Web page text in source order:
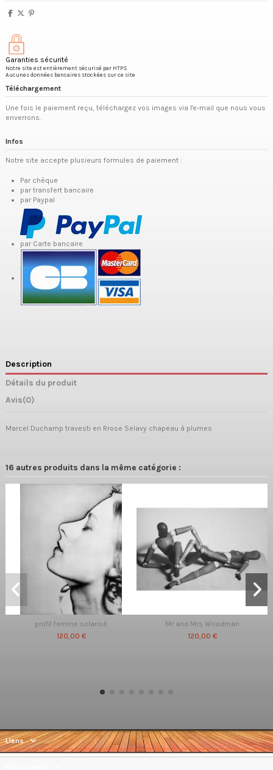
Garanties sécurité
Notre site est entièrement sécurisé par HTPS
Aucunes données bancaires stockées sur ce site
Téléchargement
Une fois le paiement reçu, téléchargez vos images via l'e-mail que nous vous
enverrons.
Infos
Notre site accepte plusieurs formules de paiement :
Par chèque
par transfert bancaire
par Paypal
par Carte bancaire
Description
Détails du produit
Avis(0)
Marcel Duchamp travesti en Rrose Selavy chapeau à plumes
16 autres produits dans la même catégorie :
profil femme solarisé
120,00 €
Mr and Mrs Woodman
120,00 €
Liens